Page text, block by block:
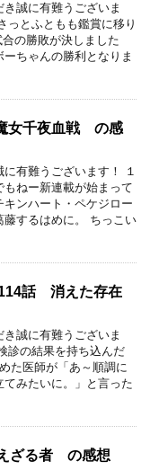
誠に有難うございま
っとふともも鑑賞に移り
の勝敗が決しました
ちゃんの勝利となりま
千夜血戦 の感
有難うございます！ １
もねー新連載が始まって
ンハート・ペケジロー
藤するはめに。 ちっこい
114話 消えた存在
誠に有難うございま
診の結果を持ち込んだ
た医師が「あ～順調に
みたいに。」と言った
ざる者 の感想